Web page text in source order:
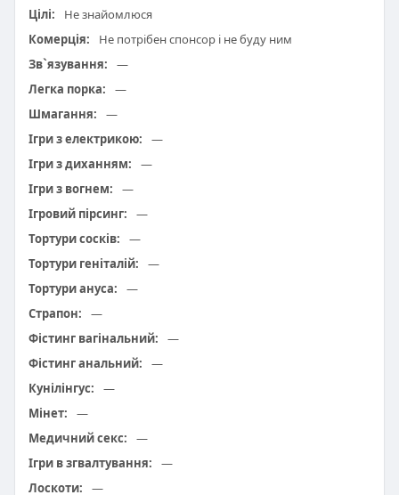
Цілі:
Не знайомлюся
Комерція:
Не потрібен спонсор і не буду ним
Зв`язування:
—
Легка порка:
—
Шмагання:
—
Ігри з електрикою:
—
Ігри з диханням:
—
Ігри з вогнем:
—
Ігровий пірсинг:
—
Тортури сосків:
—
Тортури геніталій:
—
Тортури ануса:
—
Страпон:
—
Фістинг вагінальний:
—
Фістинг анальний:
—
Кунілінгус:
—
Мінет:
—
Медичний секс:
—
Ігри в згвалтування:
—
Лоскоти:
—